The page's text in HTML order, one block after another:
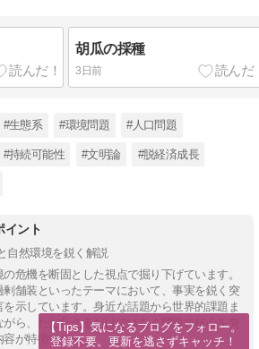
胡瓜の採種
3日前
#生態系 #環境問題 #人口問題
#持続可能性 #文明論 #脱経済成長
イント
自然環境を鋭く解説
危機を断固とした視点で掘り下げています。
舗装といったテーマにおいて、事実を鋭く突
示しています。身近な話題から世界的課題ま
ら、ただ伝えるだけではなく問題の核心を突
容が特徴です。
【Tips】気になるブログをフォロー。
登録不要。更新を逃さずキャッチ！